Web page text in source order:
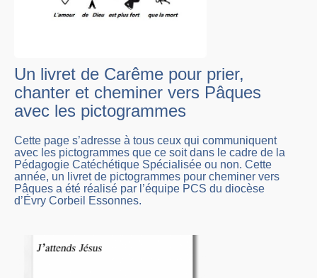
Un livret de Carême pour prier,
chanter et cheminer vers Pâques
avec les pictogrammes
Cette page s’adresse à tous ceux qui communiquent
avec les pictogrammes que ce soit dans le cadre de la
Pédagogie Catéchétique Spécialisée ou non. Cette
année, un livret de pictogrammes pour cheminer vers
Pâques a été réalisé par l’équipe PCS du diocèse
d’Évry Corbeil Essonnes.